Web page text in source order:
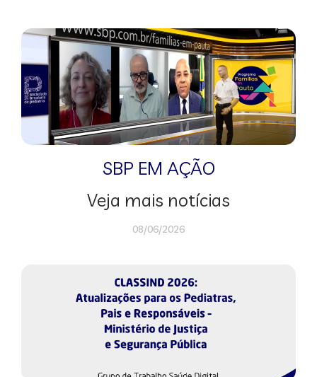
SBP EM AÇÃO
Veja mais notícias
08/06/2026